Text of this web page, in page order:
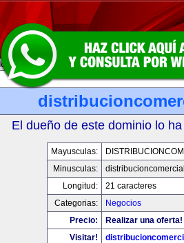
El dueño de este dominio lo
Mayusculas:
Minusculas:
Longitud:
21 caracteres
Categorias:
Negocios
Precio:
Realizar una oferta!
Visitar!